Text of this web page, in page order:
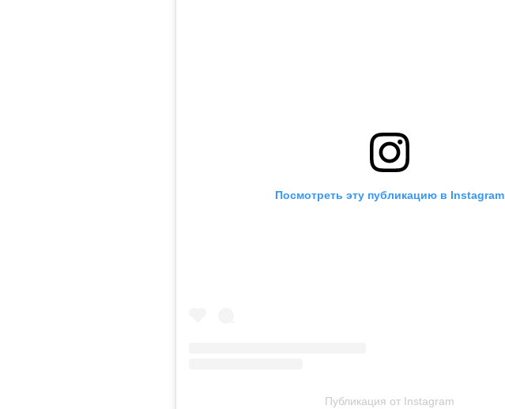
Посмотреть эту публикацию в Instagram
Публикация от Instagram